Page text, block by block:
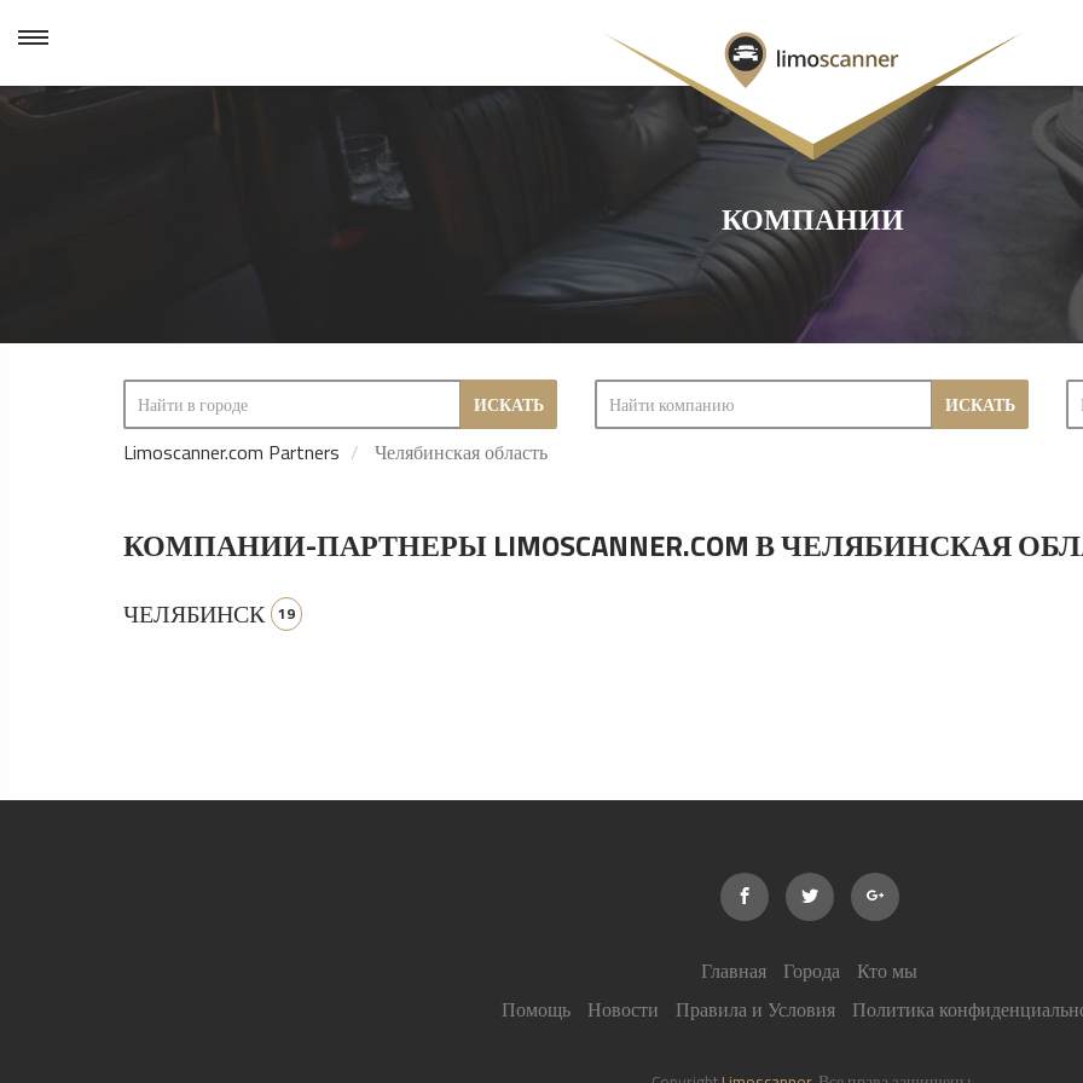
КОМПАНИИ
ИСКАТЬ ИСКАТЬ
Limoscanner.com Partners Челябинская область
КОМПАНИИ-ПАРТНЕРЫ LIMOSCANNER.COM В ЧЕЛЯБИНСКАЯ
ЧЕЛЯБИНСК 19
Главная Города
Кто мы
Помощь
Новости Правила и Условия Политика